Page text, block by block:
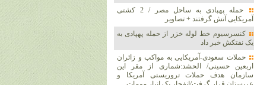
حمله پهپادی به ساحل مصر / 2 کشتی
آمریکایی آتش گرفتند + تصاویر
کنسرسیوم خط لوله خزر از حمله پهپادی به
یک نفتکش خبر داد
حملات سعودی-آمریکایی به مواکب و زائران
اربعین حسینی/ الحشد:شماری از مقر این
سازمان هدف حملات تروریستی آمریکا و